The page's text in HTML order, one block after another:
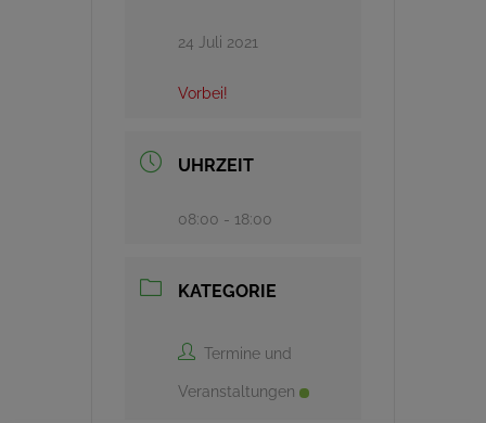
24 Juli 2021
Vorbei!
UHRZEIT
08:00 - 18:00
KATEGORIE
Termine und
Veranstaltungen